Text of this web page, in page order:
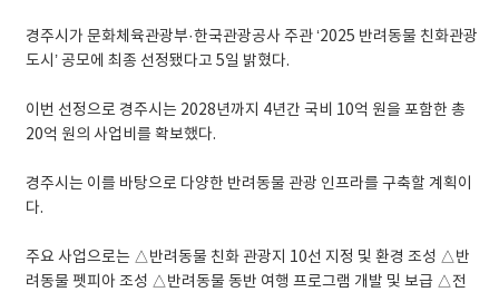
경주시가 문화체육관광부·한국관광공사 주관 ‘2025 반려동물 친화관광
도시’ 공모에 최종 선정됐다고 5일 밝혔다.
이번 선정으로 경주시는 2028년까지 4년간 국비 10억 원을 포함한 총
20억 원의 사업비를 확보했다.
경주시는 이를 바탕으로 다양한 반려동물 관광 인프라를 구축할 계획이
다.
주요 사업으로는 △반려동물 친화 관광지 10선 지정 및 환경 조성 △반
려동물 펫피아 조성 △반려동물 동반 여행 프로그램 개발 및 보급 △전